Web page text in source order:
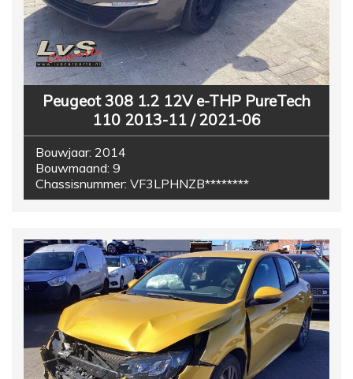
Peugeot 308 1.2 12V e-THP PureTech
110 2013-11 / 2021-06
Bouwjaar: 2014
Bouwmaand: 9
Chassisnummer: VF3LPHNZB********